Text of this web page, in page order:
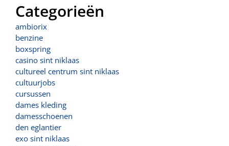
Categorieën
ambiorix
benzine
boxspring
casino sint niklaas
cultureel centrum sint niklaas
cultuurjobs
cursussen
dames kleding
damesschoenen
den eglantier
exo sint niklaas